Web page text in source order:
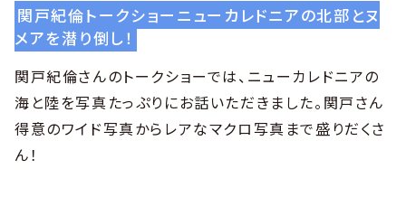
関戸紀倫トークショーニューカレドニアの北部とヌ
メアを潜り倒し！
関戸紀倫さんのトークショーでは、ニューカレドニアの
海と陸を写真たっぷりにお話いただきました。関戸さん
得意のワイド写真からレアなマクロ写真まで盛りだくさ
ん！